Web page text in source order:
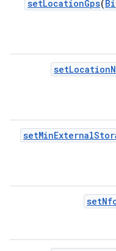
setLocationGps(
setLocation
setMinExternal
set